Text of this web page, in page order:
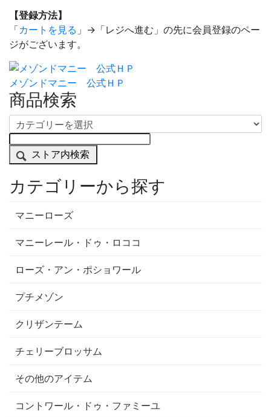
【登録方法】
「カートを見る 」→「レジへ進む」の先に会員登録のペー
ジがございます。
メゾンドマニー 公式ＨＰ
商品検索
ストア内検索
カテゴリーから探す
マニーローズ
マニーレール・ドゥ・ロココ
ローズ・アン・ポショワール
プチメゾン
クリザンテーム
チェリーブロッサム
その他のアイテム
コントワール・ドゥ・ファミーユ